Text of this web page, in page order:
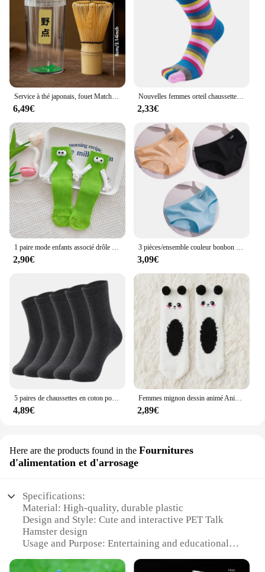
Service à thé japonais, fouet Matcha (Chasen), cuillère et cuillère à thé (Chashaku), accessoires en bambou
6,49€
Nouvelles femmes orteil chaussettes drôle cinq doigts chaussettes coloré rayé imprimé arc-en-ciel coton respirant femmes chaussettes courtes
2,33€
1 paire mode enfants associé drôle mignon poupée chaussettes blanches femme Kawaii moyen Tube tuyau chaussettes magnétiques avec mains noir blanc couleur
2,90€
3 pièces/ensemble couleur bonbon sous-vêtements femmes confortables culottes en coton de haute qualité taille moyenne sous-vêtements respirants slips grande taille
3,09€
5 paires de chaussettes en coton pour femmes, couleur unie, tube moyen, noir et blanc
4,89€
Femmes mignon dessin animé Animal chaussettes floues hiver chaud polaire Kawaii Panda ours chat souris décontracté mode maison sol sommeil moelleux chaussette
2,89€
Here are the products found in the Fournitures
d'alimentation et d'arrosage
Specifications:
Material: High-quality, durable plastic
Design and Style: Cute and interactive PET Talk
Hamster design
Usage and Purpose: Entertaining and educational
Performance and Property: Repeats what you say